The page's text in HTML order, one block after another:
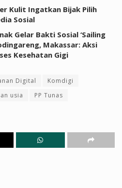
Kulit Ingatkan Bijak Pilih
Sosial
Gelar Bakti Sosial ‘Sailing
Makassar: Aksi
Kesehatan Gigi
Digital
Komdigi
usia
PP Tunas